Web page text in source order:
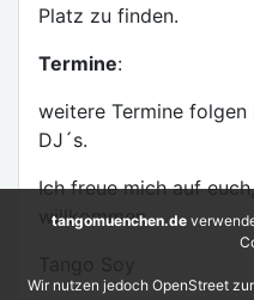
Platz zu finden.
Termine:
weitere Termine
DJ´s.
Ich freue mich auf
willkommen.
tangomuenchen.de
Wir nutzen jedoch OpenStreet